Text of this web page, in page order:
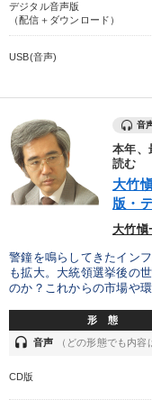
デジタル音声版
（配信＋ダウンロード）
USB(音声)
音
本年、
読む
大竹
版・
大竹愼
警鐘を鳴らしてきたイン
も拡大。大統領選挙後の
のか？これからの市場や
形 態
headset 音声 （どの形態でも内容
CD版